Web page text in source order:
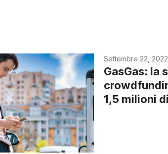
Settembre 22, 2022
GasGas: la
1,5 milioni